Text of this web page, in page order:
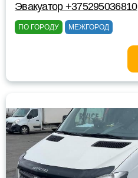
Эвакуатор +375295036810
ПО ГОРОДУ МЕЖГОРОД